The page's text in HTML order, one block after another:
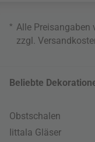
* Alle Preisangaben
zzgl.
Beliebte
Obstschalen
Iittala Gläser